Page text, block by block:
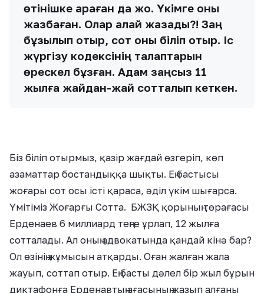
өтінішке қараған да жоқ. Үкімге оны
жазбаған. Олар қалай жазады?! Заң
бұзылып отыр, сот оны біліп отыр. Іс
жүргізу кодексінің талаптарын
өрескел бұзған. Адам заңсыз 11
жылға жайдан-жай сотталып кеткен.
Біз біліп отырмыз, қазір жағдай өзгеріп, көп
азаматтар бостандыққа шықты. Ең бастысы
жоғары сот осы істі қараса, әділ үкім шығарса.
Үмітіміз Жоғарғы Сотта. БЖЗҚ қорының төрағасы
Ерденаев 6 миллиард теңге ұрлап, 12 жылға
сотталады. Ал оның адвокатында қандай кінә бар?
Ол өзінің жұмысын атқарды. Оған жалған жала
жауып, соттап отыр. Ең басты дәлел бір жыл бұрын
диктафонға Ерденавтың ағасының жазып алғаны